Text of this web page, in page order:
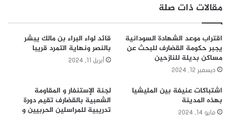
مقالات ذات صلة
اقتراب موعد الشهادة السودانية
يجبر حكومة القضارف للبحث عن
مساكن بديلة للنازحين
ديسمبر 12, 2024
قائد لواء البراء بن مالك يبشر
بالنصر ونهاية التمرد قريبا
أبريل 11, 2024
اشتباكات عنيفة بين المليشيا
بهذه المدينة
مايو 14, 2024
لجنة الإستنفار و المقاومة
الشعبية بالقضارف تقيم دورة
تدريبية للمراسلين الحربيين و